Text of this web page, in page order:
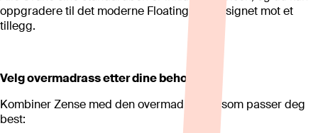
oppgradere til det moderne Floating leg-designet mot et
tillegg.
Velg overmadrass etter dine behov
Kombiner Zense med den overmadrassen som passer deg
best: